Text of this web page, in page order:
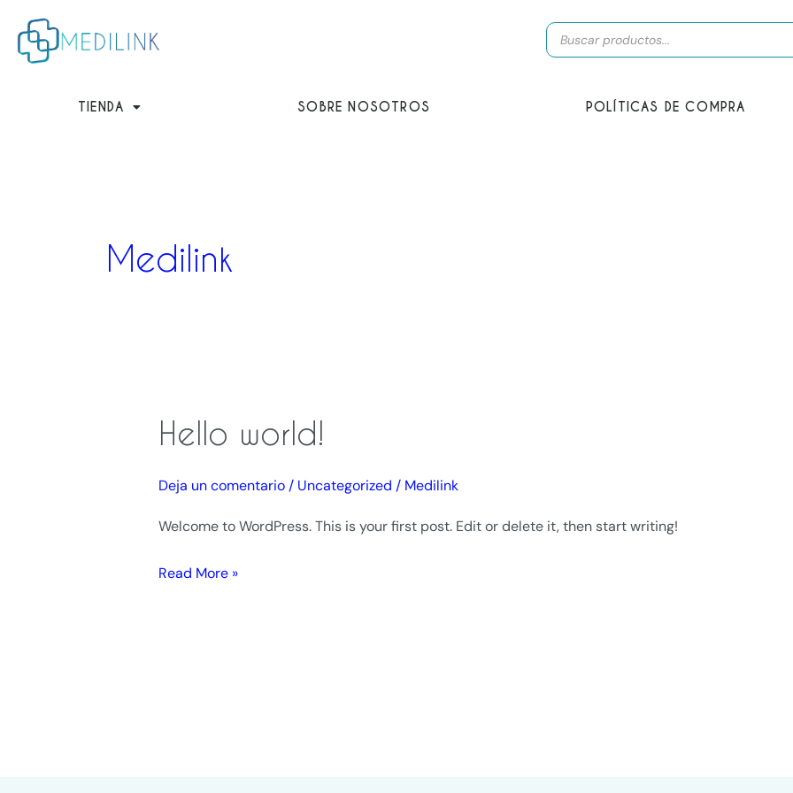
contenido
Búsqueda
de
productos
TIENDA SOBRE NOSOTROS POLÍTICAS DE COMPRA
Medilink
Hello world!
Deja un comentario / Uncategorized / Medilink
Welcome to WordPress. This is your first post. Edit or delete it, then start writing!
Hello
world!
Read More »